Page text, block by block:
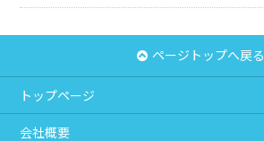
ページトップへ戻る
トップページ
会社概要